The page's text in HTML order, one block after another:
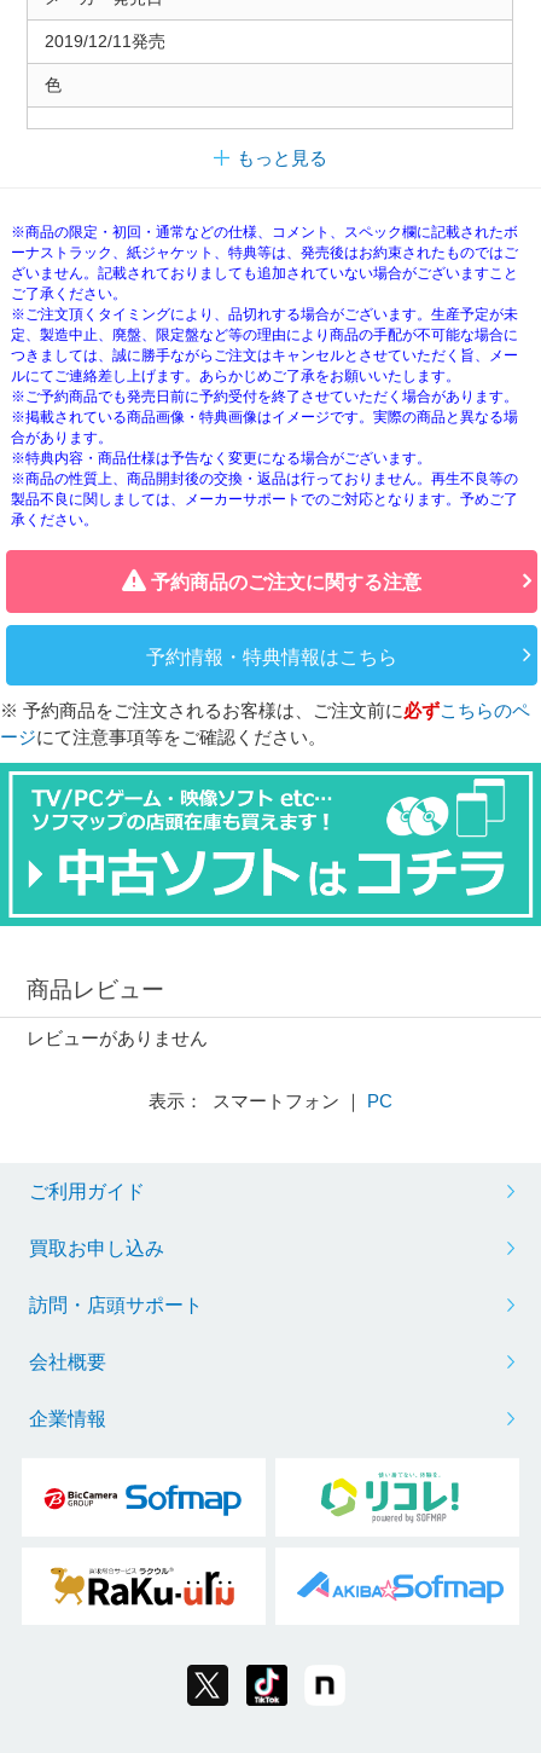
2019/12/11発売
色
もっと見る
※商品の限定・初回・通常などの仕様、コメント、スペック欄に記載されたボ
ーナストラック、紙ジャケット、特典等は、発売後はお約束されたものではご
ざいません。記載されておりましても追加されていない場合がございますこと
ご了承ください。
※ご注文頂くタイミングにより、品切れする場合がございます。生産予定が未
定、製造中止、廃盤、限定盤など等の理由により商品の手配が不可能な場合に
つきましては、誠に勝手ながらご注文はキャンセルとさせていただく旨、メー
ルにてご連絡差し上げます。あらかじめご了承をお願いいたします。
※ご予約商品でも発売日前に予約受付を終了させていただく場合があります。
※掲載されている商品画像・特典画像はイメージです。実際の商品と異なる場
合があります。
※特典内容・商品仕様は予告なく変更になる場合がございます。
※商品の性質上、商品開封後の交換・返品は行っておりません。再生不良等の
製品不良に関しましては、メーカーサポートでのご対応となります。予めご了
承ください。
予約商品のご注文に関する注意
予約情報・特典情報はこちら
※ 予約商品をご注文されるお客様は、ご注文前に必ずこちらのペ
ージにて注意事項等をご確認ください。
商品レビュー
レビューがありません
表示： スマートフォン ｜ PC
ご利用ガイド
買取お申し込み
訪問・店頭サポート
会社概要
企業情報